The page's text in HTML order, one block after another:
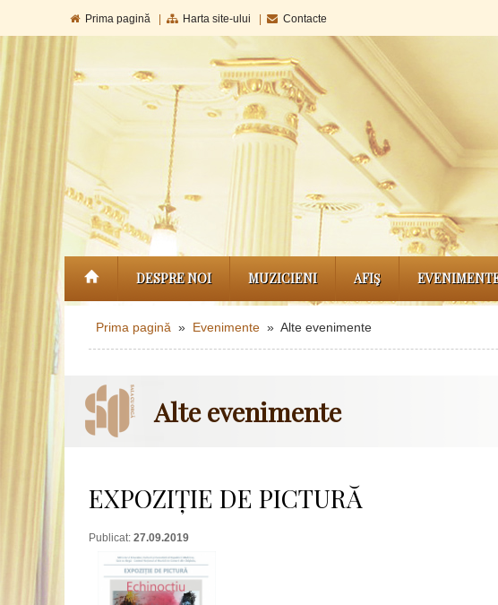
Prima pagină Harta site-ului Contacte
DESPRE NOI MUZICIENI AFIŞ
Prima pagină » Evenimente » Alte evenimente
Alte evenimente
EXPOZIȚIE DE PICTURĂ
Publicat: 27.09.2019